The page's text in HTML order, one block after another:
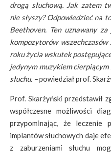
drogą słuchową. Jak zatem
nie słyszy? Odpowiedzieć na
Beethoven. Ten uznawany
kompozytorów wszechczasów
roku życia wskutek
jedynym muzykiem
słuchu. –powiedział prof.
Prof. Skarżyński przedstawił
współczesne możliwości
przypominając, że leczenie
implantów słuchowych daje
z zaburzeniami słuchu